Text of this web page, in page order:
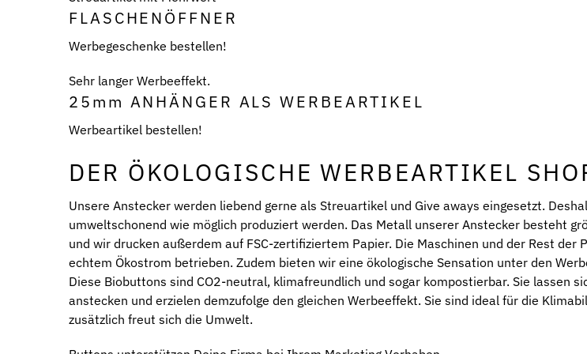
FLASCHENÖFFNER
Werbegeschenke bestellen!
Sehr langer Werbeeffekt.
25mm ANHÄNGER ALS WERBEARTIKEL
Werbeartikel bestellen!
DER ÖKOLOGISCHE WERBEARTIKEL
Unsere Anstecker werden liebend gerne als Streuartikel und Give aways eingesetzt.
umweltschonend wie möglich produziert werden. Das Metall unserer Anstecker besteht
und wir drucken außerdem auf FSC-zertifiziertem Papier. Die Maschinen und der Rest der
echtem Ökostrom betrieben. Zudem bieten wir eine ökologische Sensation unter den
Diese Biobuttons sind CO2-neutral, klimafreundlich und sogar kompostierbar. Sie lassen
anstecken und erzielen demzufolge den gleichen Werbeeffekt. Sie sind ideal für die
zusätzlich freut sich die Umwelt.